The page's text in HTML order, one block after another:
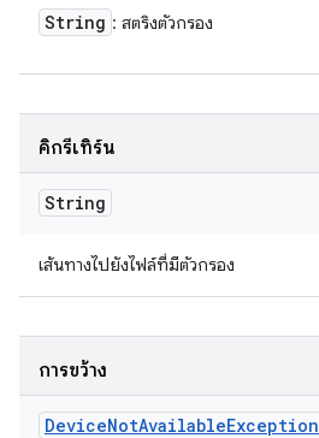
String : สตริงตัวกรอง
คิกรีเทิร์น
String
เส้นทางไปยังไฟล์ที่มีตัวกรอง
การขว้าง
DeviceNotAvailableException